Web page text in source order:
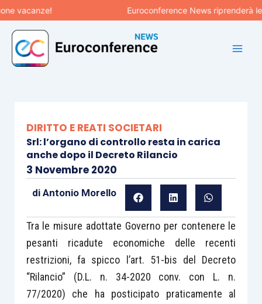
Vai
al
contenuto
Euroconference News riprenderà le
DIRITTO E REATI SOCIETARI
Srl: l’organo di controllo resta in carica
anche dopo il Decreto Rilancio
3 Novembre 2020
di Antonio Morello
Tra le misure adottate Governo per contenere le
pesanti ricadute economiche delle recenti
restrizioni, fa spicco l’art. 51-bis del Decreto
“Rilancio” (D.L. n. 34-2020 conv. con L. n.
77/2020) che ha posticipato praticamente al